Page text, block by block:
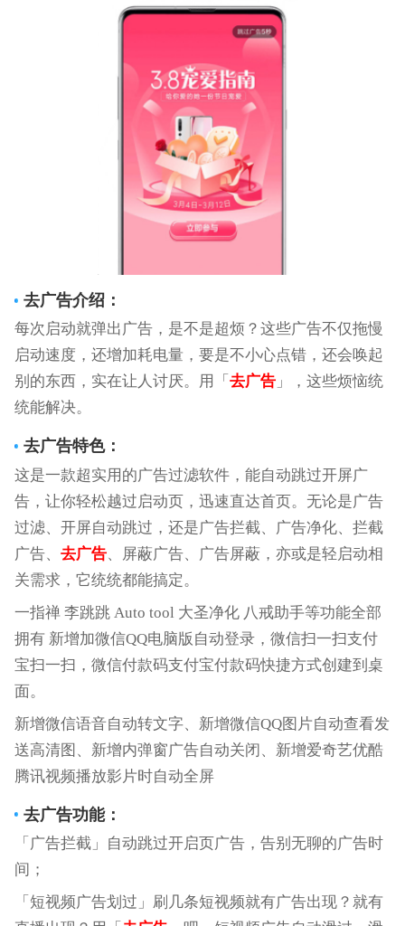
去广告介绍：
每次启动就弹出广告，是不是超烦？这些广告不仅拖慢
启动速度，还增加耗电量，要是不小心点错，还会唤起
别的东西，实在让人讨厌。用「 去广告」，这些烦恼统
统能解决。
去广告特色：
这是一款超实用的广告过滤软件，能自动跳过开屏广
告，让你轻松越过启动页，迅速直达首页。无论是广告
过滤、开屏自动跳过，还是广告拦截、广告净化、拦截
广告、 去广告、屏蔽广告、广告屏蔽，亦或是轻启动相
关需求，它统统都能搞定。
一指禅 李跳跳 Auto tool 大圣净化 八戒助手等功能全部
拥有 新增加微信QQ电脑版自动登录，微信扫一扫支付
宝扫一扫，微信付款码支付宝付款码快捷方式创建到桌
面。
新增微信语音自动转文字、新增微信QQ图片自动查看发
送高清图、新增内弹窗广告自动关闭、新增爱奇艺优酷
腾讯视频播放影片时自动全屏
去广告功能：
「广告拦截」自动跳过开启页广告，告别无聊的广告时
间；
「短视频广告划过」刷几条短视频就有广告出现？就有